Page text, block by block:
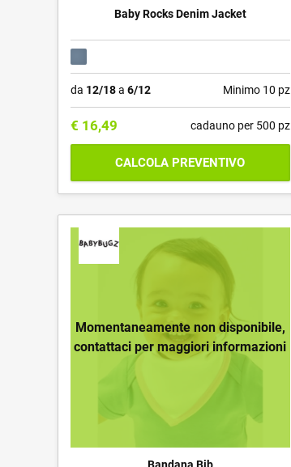
Baby Rocks Denim Jacket
da 12/18a 6/12 Minimo 10 pz
€ 16,49 cadauno per 500 pz
CALCOLA PREVENTIVO
Momentaneamente non disponibile,
contattaci per maggiori informazioni